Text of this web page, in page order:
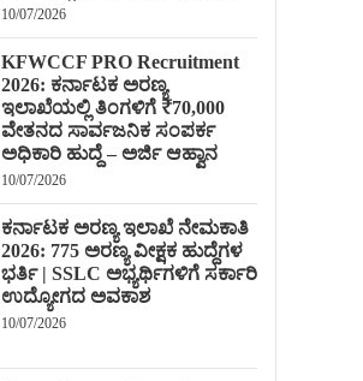
10/07/2026
KFWCCF PRO Recruitment
2026: ಕರ್ನಾಟಕ ಅರಣ್ಯ
ಇಲಾಖೆಯಲ್ಲಿ ತಿಂಗಳಿಗೆ ₹70,000
ವೇತನದ ಸಾರ್ವಜನಿಕ ಸಂಪರ್ಕ
ಅಧಿಕಾರಿ ಹುದ್ದೆ – ಅರ್ಜಿ ಆಹ್ವಾನ
10/07/2026
ಕರ್ನಾಟಕ ಅರಣ್ಯ ಇಲಾಖೆ ನೇಮಕಾತಿ
2026: 775 ಅರಣ್ಯ ವೀಕ್ಷಕ ಹುದ್ದೆಗಳ
ಭರ್ತಿ | SSLC ಅಭ್ಯರ್ಥಿಗಳಿಗೆ ಸರ್ಕಾರಿ
ಉದ್ಯೋಗದ ಅವಕಾಶ
10/07/2026